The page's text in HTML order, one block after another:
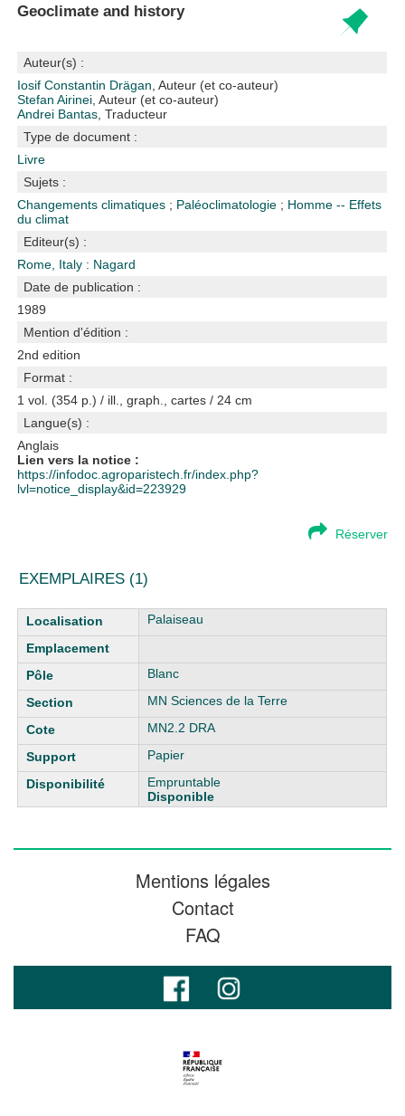
Geoclimate and history
Auteur(s) :
Iosif Constantin Drägan , Auteur (et co-auteur)
Stefan Airinei , Auteur (et co-auteur)
Andrei Bantas , Traducteur
Type de document :
Livre
Sujets :
Changements climatiques ; Paléoclimatologie ; Homme -- Effets
du climat
Editeur(s) :
Rome, Italy : Nagard
Date de publication :
1989
Mention d'édition :
2nd edition
Format :
1 vol. (354 p.) / ill., graph., cartes / 24 cm
Langue(s) :
Anglais
Lien vers la notice :
https://infodoc.agroparistech.fr/index.php?
lvl=notice_display&id=223929
Réserver
EXEMPLAIRES (1)
Liste des exemplaires Palaiseau
Blanc
MN Sciences de la Terre
MN2.2 DRA
Papier
Empruntable
Disponible
Mentions légales
Contact
FAQ